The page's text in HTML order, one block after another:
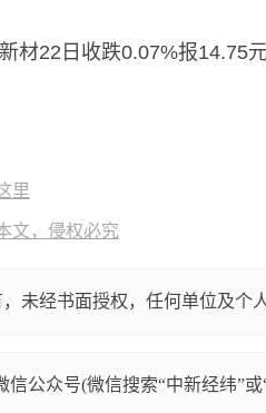
22日收跌0.07%报14.75
里
文，侵权必究
未经书面授权，任何单位及个
信公众号(微信搜索“中新经纬”或